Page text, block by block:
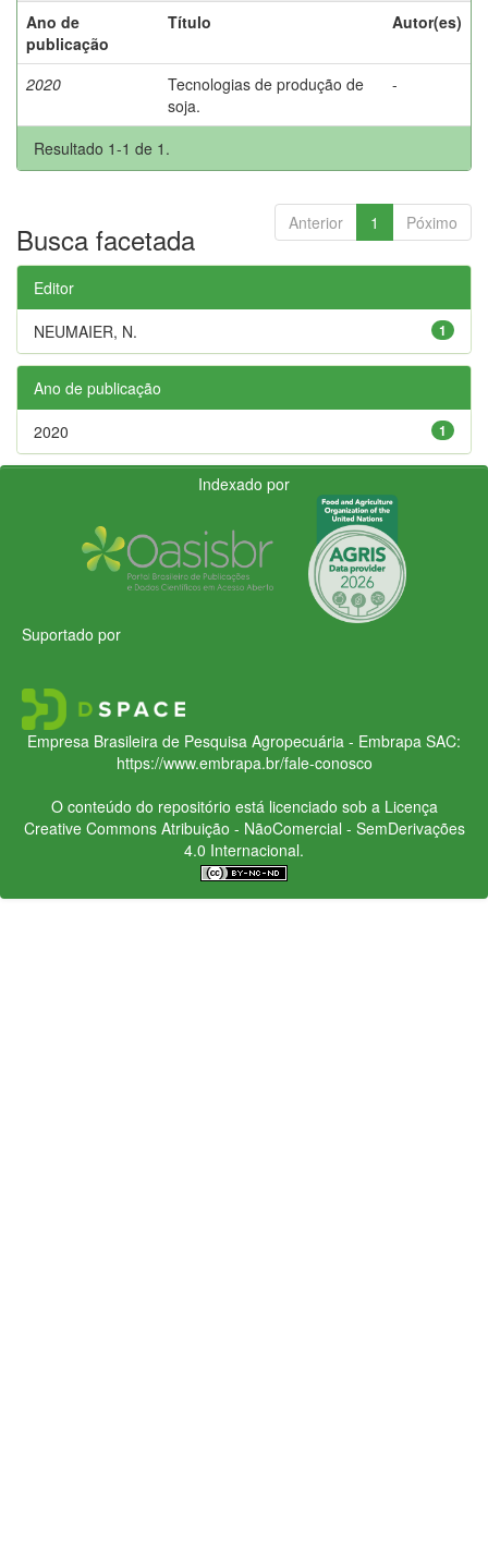
Ano de
publicação
Título Autor(es)
2020
Tecnologias de produção de
soja.
-
Resultado 1-1 de 1.
Anterior 1 Póximo
Busca facetada
Editor
1
NEUMAIER, N.
Ano de publicação
1
2020
Indexado por
Suportado por
Empresa Brasileira de Pesquisa Agropecuária - Embrapa SAC:
https://www.embrapa.br/fale-conosco
O conteúdo do repositório está licenciado sob a Licença
Creative CommonsAtribuição - NãoComercial - SemDerivações
4.0 Internacional.